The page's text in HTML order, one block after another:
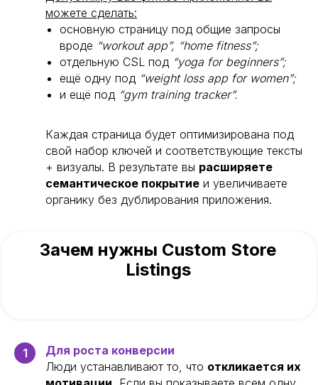
можете сделать:
основную страницу под общие запросы
вроде “workout app”, “home fitness”;
отдельную CSL под “yoga for beginners”;
ещё одну под “weight loss app for women”;
и ещё под “gym training tracker”.
Каждая страница будет оптимизирована под
свой набор ключей и соответствующие тексты
+ визуалы. В результате вы расширяете
семантическое покрытие и увеличиваете
органику без дублирования приложения.
Зачем нужны Custom Store
Listings
1
Для роста конверсии
Люди устанавливают то, что откликается их